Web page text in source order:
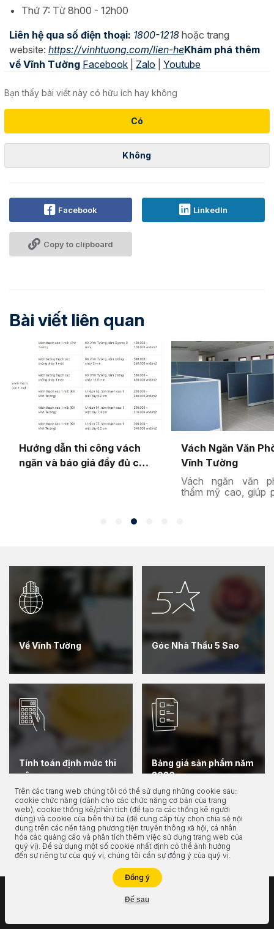
Thứ 7: Từ 8h00 - 12h00
Liên hệ qua số điện thoại: 1800-1218 hoặc trang
website: https://vinhtuong.com/lien-heKhám phá thêm
về Vĩnh Tường Facebook Zalo Youtube
Bạn thấy bài viết này có hữu ích hay không
Có
Không
Facebook LinkedIn
Copy to clipboard
Bài viết liên quan
Hướng dẫn thi công vách
ngăn và báo giá đầy đủ các
Vách Ngăn Văn
Vĩnh Tường
Vách ngăn văn
thẩm mỹ cao, giúp
văn phòng bằng
vách ngăn gỗ
cường lực. Trong
Vĩnh Tường sẽ giúp
hợp các mẫu vách
phòng đẹp, được
Về Vĩnh Tường Góc Nhà Thầu 5 Sao
Tính toán định mức thi
công
Bảng giá sản phẩm năm
2026
Xem thêm
Trên các trang web chúng tôi có thể sử dụng những cookie sau:
cookie chức năng (dành cho các chức năng cơ bản của trang
web), cookie thống kê/phân tích (để tạo ra các thống kê người
dùng) và cookie của bên thứ ba (để cung cấp tùy chọn chia sẻ nội
dung trên các nền tảng phương tiện truyền thông xã hội, cá nhân
hóa các quảng cáo và phân tích thêm việc sử dụng trang web của
quý vị). Để sử dụng một số cookie nhất định có thể ảnh hưởng
đến sự riêng tư của quý vị, chúng tôi cần sự đồng ý của quý vị.
Đồng ý
Để sau